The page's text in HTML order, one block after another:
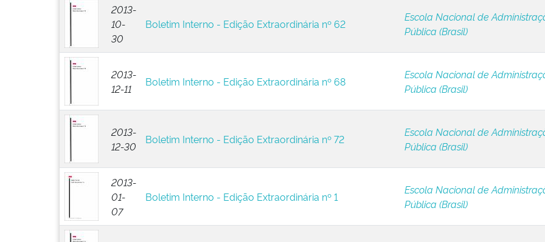
2013-
10-
30
Boletim Interno - Edição Extraordinária nº 62
Escola Nacional de
Pública (Brasil)
2013-
12-11
Boletim Interno - Edição Extraordinária nº 68
Escola Nacional de
Pública (Brasil)
2013-
12-30
Boletim Interno - Edição Extraordinária nº 72
Escola Nacional de
Pública (Brasil)
2013-
01-
07
Boletim Interno - Edição Extraordinária nº 1
Escola Nacional de
Pública (Brasil)